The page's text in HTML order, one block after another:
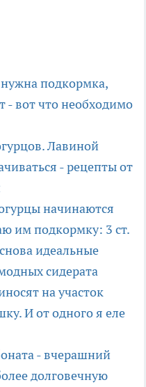
подкормка,
- вот что необходимо
Лавиной
- рецепты от
начинаются
им подкормку: 3 ст.
идеальные
сидерата
на участок
И от одного я еле
- вчерашний
долговечную